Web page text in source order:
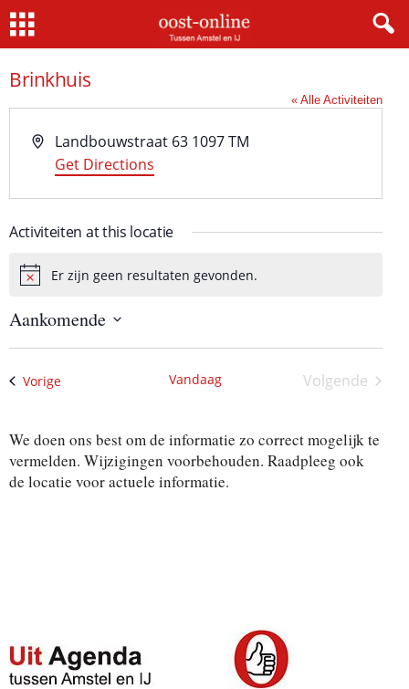
Home
Brinkhuis
« Alle Activiteiten
A
s
Landbouwstraat 63 1097 TM
Get Directions
Activiteiten at this locatie
B
r
c
Er zijn geen resultaten gevonden.
Aankomende
e
e
r
e
e
VorigeActiviteiten Vandaag
Volgende
We doen ons best om de informatie zo correct mogelijk te
vermelden. Wijzigingen voorbehouden. Raadpleeg ook
de locatie voor actuele informatie.